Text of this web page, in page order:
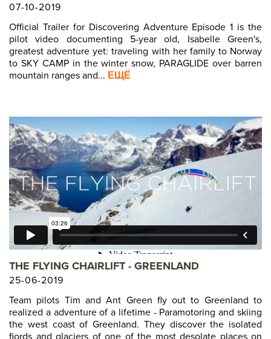
07-10-2019
Official Trailer for Discovering Adventure Episode 1 is the
pilot video documenting 5-year old, Isabelle Green's,
greatest adventure yet: traveling with her family to Norway
to SKY CAMP in the winter snow, PARAGLIDE over barren
mountain ranges and... ЕЩЁ
THE FLYING CHAIRLIFT - GREENLAND
25-06-2019
Team pilots Tim and Ant Green fly out to Greenland to
realized a adventure of a lifetime - Paramotoring and skiing
the west coast of Greenland. They discover the isolated
fjords and glaciers of one of the most desolate places on